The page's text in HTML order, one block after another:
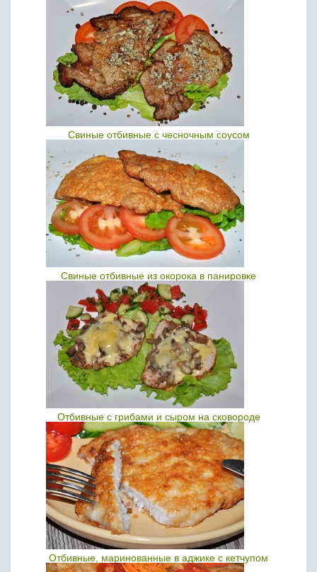
Свиные отбивные с чесночным соусом
Свиные отбивные из окорока в панировке
Отбивные с грибами и сыром на сковороде
Отбивные, маринованные в аджике с кетчупом